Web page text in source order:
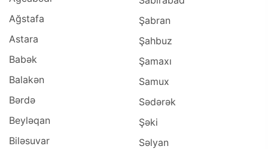
Ağstafa
Astara
Babək
Balakən
Bərdə
Beyləqan
Biləsuvar
Şabran
Şahbuz
Şamaxı
Samux
Sədərək
Şəki
Səlyan